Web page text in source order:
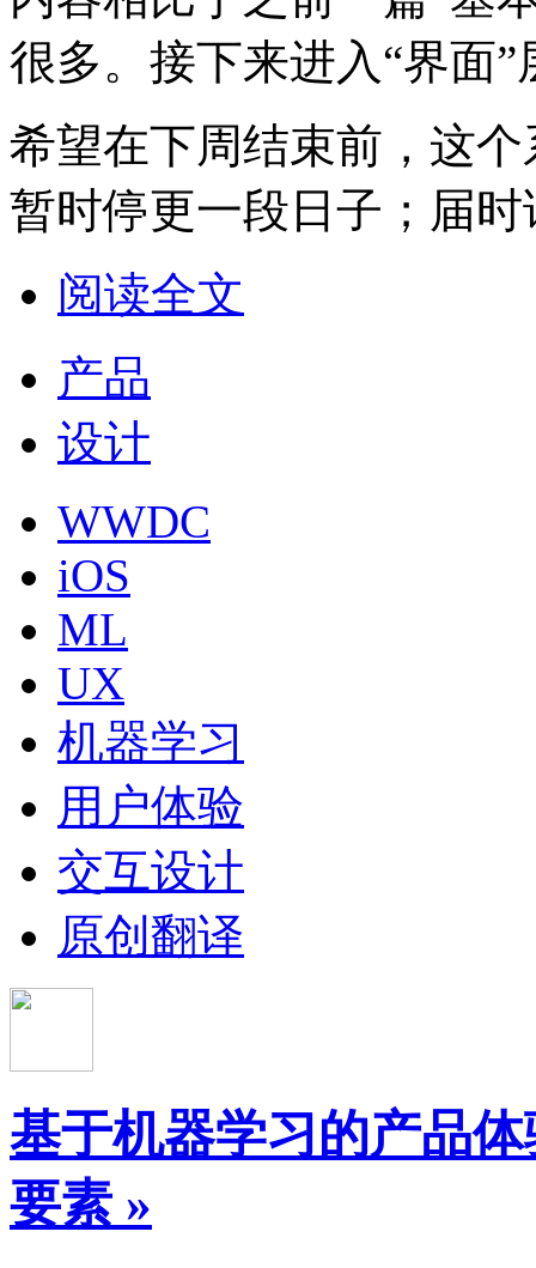
很多。接下来进入“界面
希望在下周结束前，这
暂时停更一段日子；届
阅读全文
产品
设计
WWDC
iOS
ML
UX
机器学习
用户体验
交互设计
原创翻译
基于机器学习的产品
要素 »